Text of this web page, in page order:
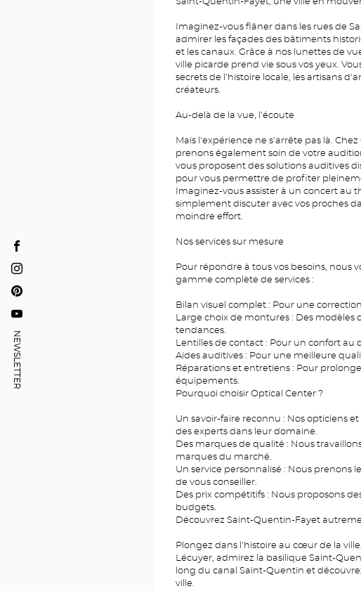
Saint-Quentin-Fayet, une ville en
Imaginez-vous flâner dans les rues de
admirer les façades des bâtiments
et les canaux. Grâce à nos lunettes de
ville picarde prend vie sous vos yeux.
secrets de l'histoire locale, les artisans
créateurs.
Au-delà de la vue, l'écoute
Mais l'expérience ne s'arrête pas là.
prenons également soin de votre
vous proposent des solutions auditives
pour vous permettre de profiter
Imaginez-vous assister à un concert au
simplement discuter avec vos proches
moindre effort.
Nos services sur mesure
Pour répondre à tous vos besoins, nous
gamme complète de services :
Bilan visuel complet : Pour une
Large choix de montures : Des modèles
tendances.
Lentilles de contact : Pour un confort au
Aides auditives : Pour une meilleure
Réparations et entretiens : Pour
équipements.
Pourquoi choisir Optical Center ?
Un savoir-faire reconnu : Nos opticiens
des experts dans leur domaine.
Des marques de qualité : Nous
marques du marché.
Un service personnalisé : Nous prenons
de vous conseiller.
Des prix compétitifs : Nous proposons
budgets.
Découvrez Saint-Quentin-Fayet
Plongez dans l'histoire au cœur de la
Lécuyer, admirez la basilique Saint-
long du canal Saint-Quentin et
ville.
Opticien
SAINT-
QUENTIN
-
FAYET
Optical
Center
Opticien
SAINT-
-
FAYET
Optical
Center
Opticien
SAINT-
QUENTIN
-
FAYET
Optical
Center
Opticien
SAINT-
QUENTIN
-
FAYET
NEWSLETTERDU
POINT
DE
VENTE